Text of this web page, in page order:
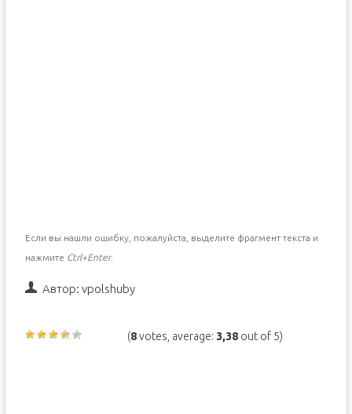
Если вы нашли ошибку, пожалуйста, выделите фрагмент текста и
нажмите Ctrl+Enter.
Автор: vpolshuby
(8votes, average: 3,38 out of 5)